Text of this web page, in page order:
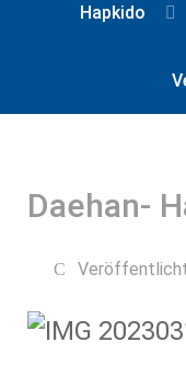
Hapkido
Daehan-